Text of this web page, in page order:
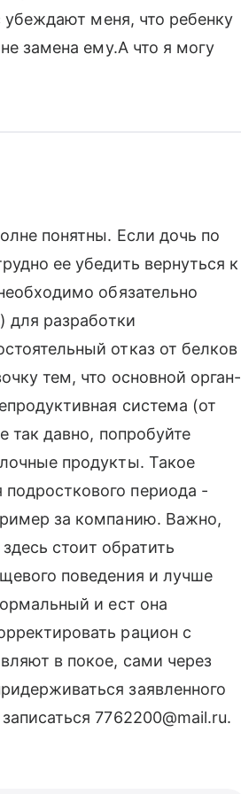
убеждают меня, что ребенку
замена ему.А что я могу
понятны. Если дочь по
ее убедить вернуться к
обязательно
для разработки
отказ от белков
тем, что основной орган-
система (от
так давно, попробуйте
продукты. Такое
периода -
за компанию. Важно,
стоит обратить
поведения и лучше
и ест она
рацион с
в покое, сами через
заявленного
7762200@mail.ru.